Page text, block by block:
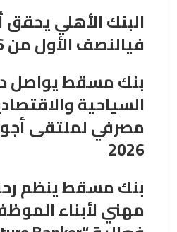
البنك الأهلي يحقق
فيالنصف الأول من 2026
بنك مسقط يواصل
السياحية
مصرفي لملتقى
2026
بنك مسقط ينظم
مهني لأبناء